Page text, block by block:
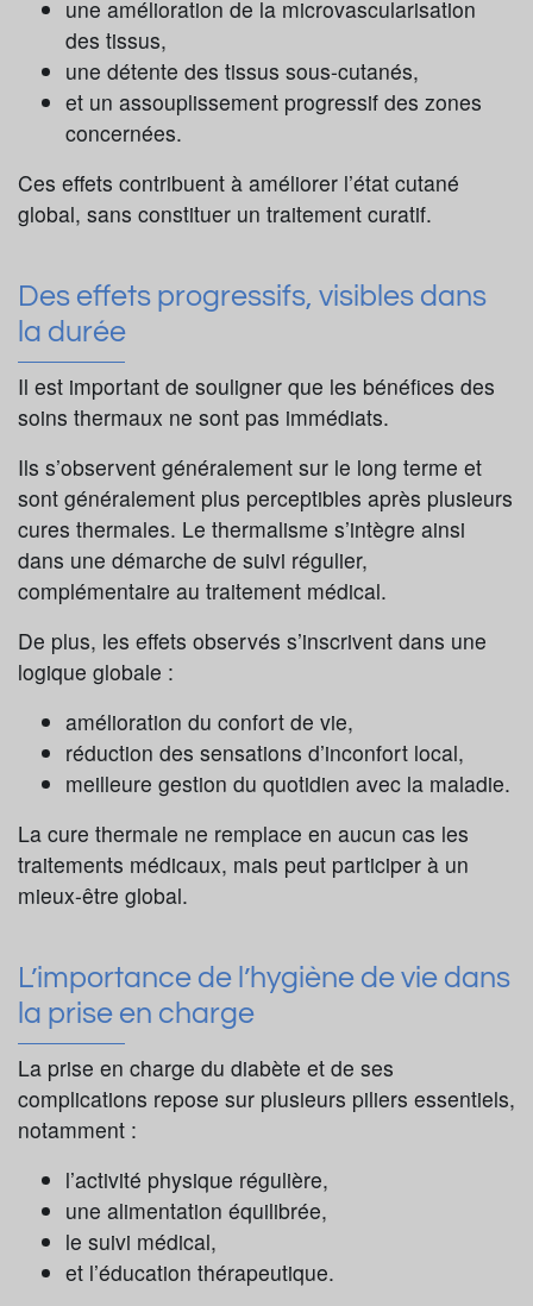
une amélioration de la microvascularisation
des tissus,
une détente des tissus sous-cutanés,
et un assouplissement progressif des zones
concernées.
Ces effets contribuent à améliorer l’état cutané
global, sans constituer un traitement curatif.
Des effets progressifs, visibles dans
la durée
Il est important de souligner que les bénéfices des
soins thermaux ne sont pas immédiats.
Ils s’observent généralement sur le long terme et
sont généralement plus perceptibles après plusieurs
cures thermales. Le thermalisme s’intègre ainsi
dans une démarche de suivi régulier,
complémentaire au traitement médical.
De plus, les effets observés s’inscrivent dans une
logique globale :
amélioration du confort de vie,
réduction des sensations d’inconfort local,
meilleure gestion du quotidien avec la maladie.
La cure thermale ne remplace en aucun cas les
traitements médicaux, mais peut participer à un
mieux-être global.
L’importance de l’hygiène de vie dans
la prise en charge
La prise en charge du diabète et de ses
complications repose sur plusieurs piliers essentiels,
notamment :
l’activité physique régulière,
une alimentation équilibrée,
le suivi médical,
et l’éducation thérapeutique.